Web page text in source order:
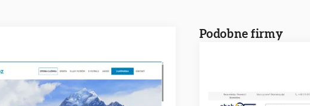
Podobne firmy